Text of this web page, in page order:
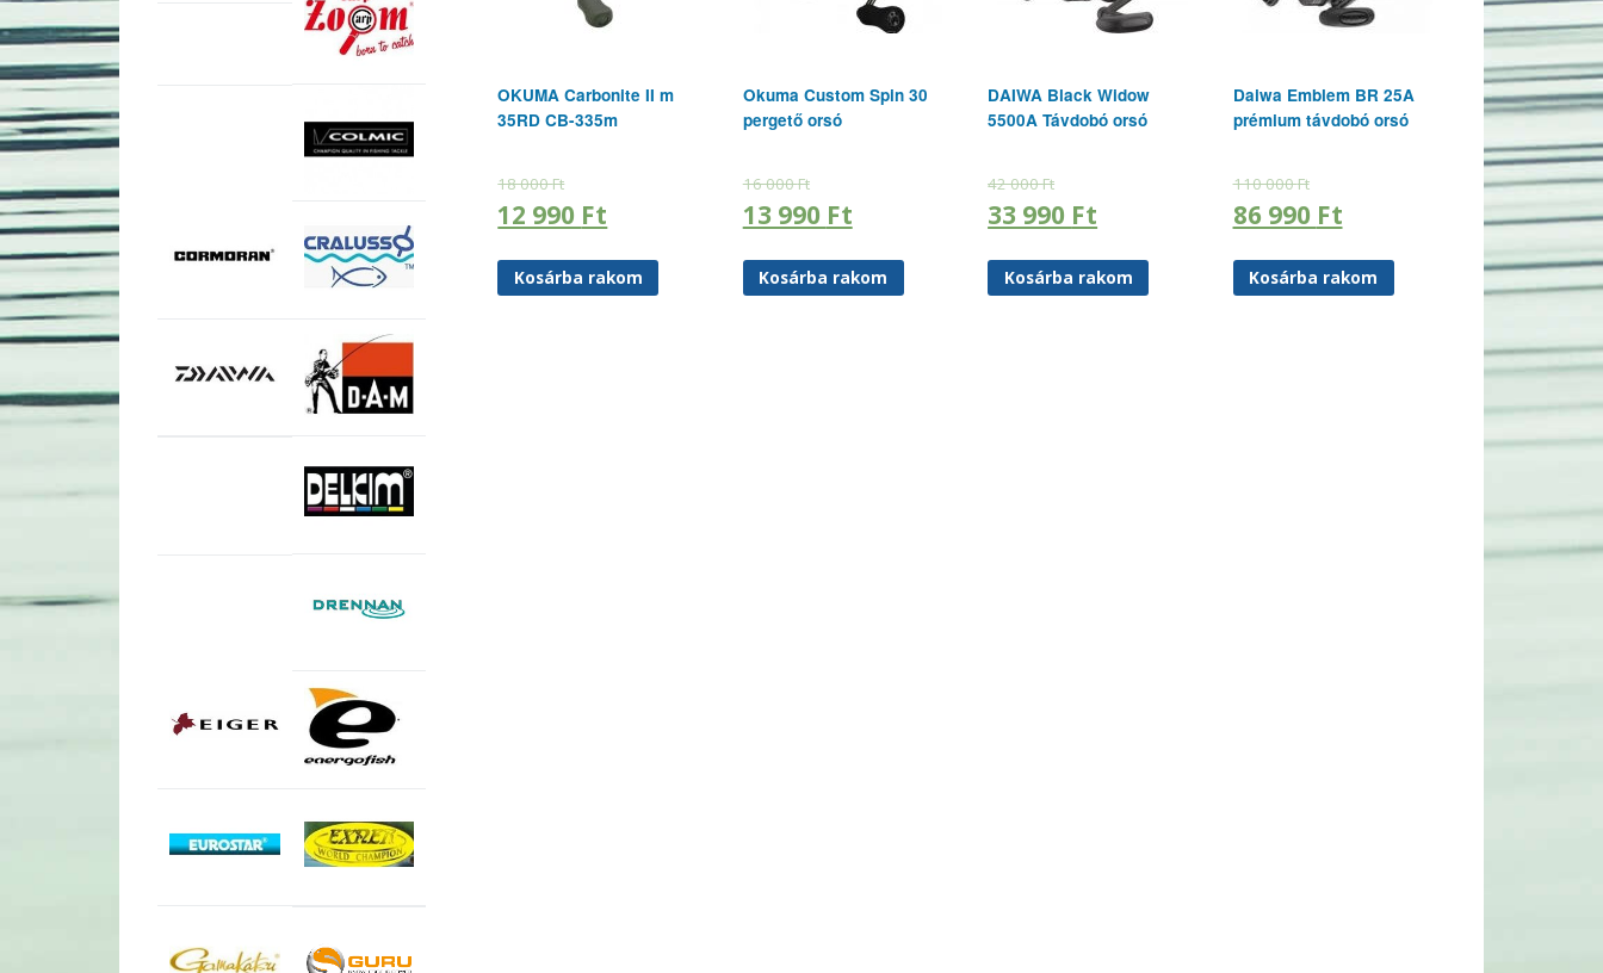
OKUMA Carbonite II m
35RD CB-335m
18 000Ft
12 990 Ft
Kosárba rakom
Okuma Custom Spin 30
pergető orsó
16 000Ft
13 990 Ft
Kosárba rakom
DAIWA Black Widow
5500A Távdobó orsó
42 000Ft
33 990 Ft
Kosárba rakom
Daiwa Emblem BR 25A
prémium távdobó orsó
110 000Ft
86 990 Ft
Kosárba rakom